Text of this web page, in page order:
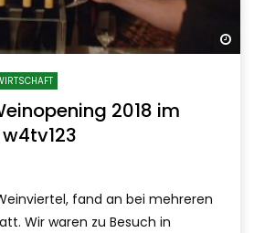
2018 im
fand an bei mehreren
Wir waren zu Besuch in